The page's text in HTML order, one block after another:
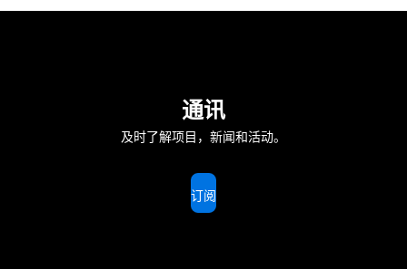
通讯
及时了解项目，新闻和活动。
订阅